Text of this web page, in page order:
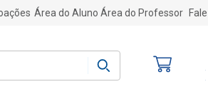
Área do Aluno Área do Professor